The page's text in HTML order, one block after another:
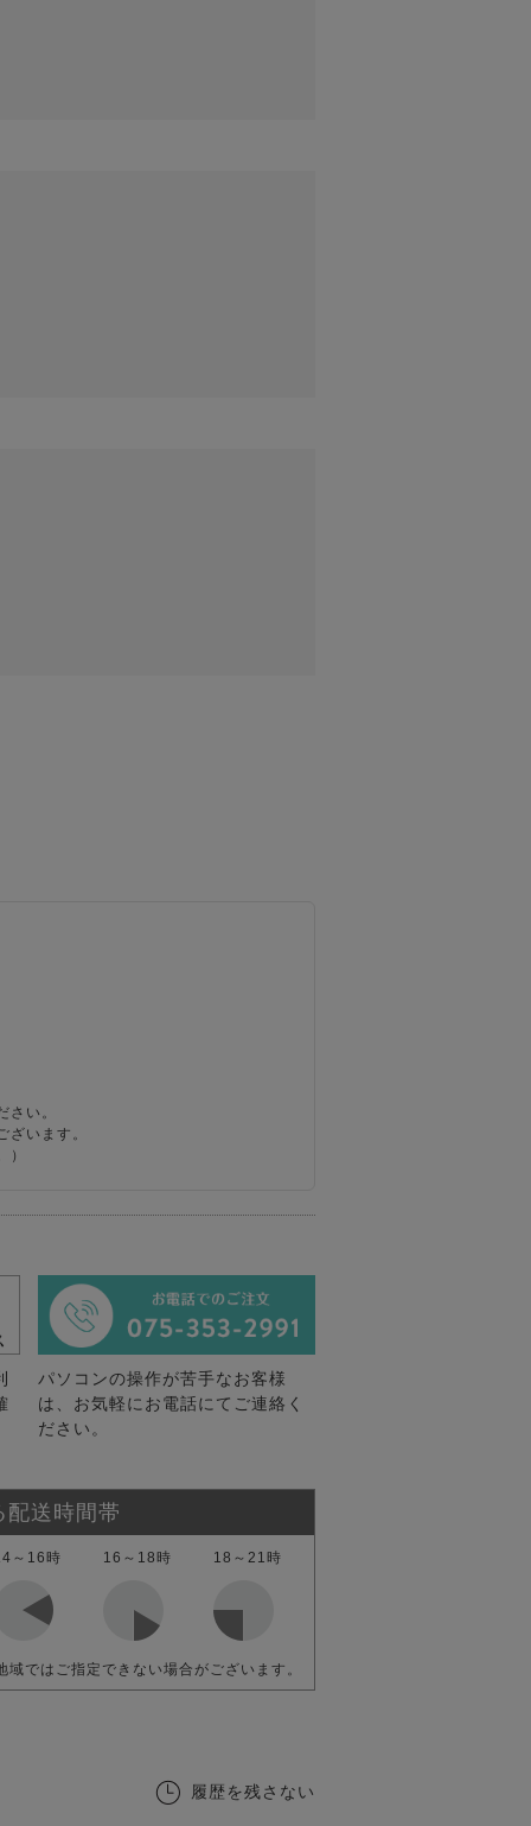
い。
います。
）
パソコンの操作が苦手なお客様
は、お気軽にお電話にてご連絡く
ださい。
配送時間帯
～16時 16～18時 18～21時
域ではご指定できない場合がございます。
履歴を残さない